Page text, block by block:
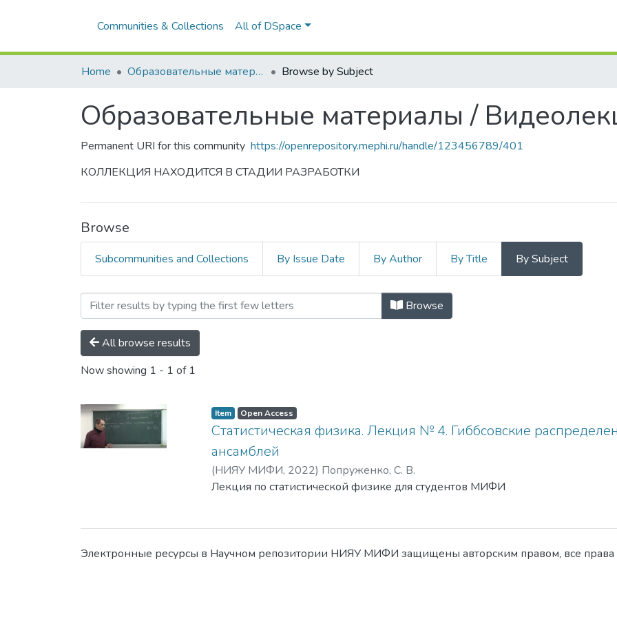
Communities & Collections All of DSpace
Home Образовательные материалы / Видеолекции Browse by Subject
Образовательные материалы /
Permanent URI for this community https://openrepository.mephi.ru/handle/123456789/401
КОЛЛЕКЦИЯ НАХОДИТСЯ В СТАДИИ РАЗРАБОТКИ
Browse
Subcommunities and Collections By Issue Date By Author By Title By Subject
Browsing Образовательные материалы / Видеолекции by
Browse
All browse results
Now showing 1 - 1 of 1
Item Open Access
Статистическая физика. Лекция № 4. Гиббсовские
ансамблей
(НИЯУ МИФИ, 2022) Попруженко, С. В.
Лекция по статистической физике для студентов МИФИ
Электронные ресурсы в Научном репозитории НИЯУ МИФИ защищены авторским правом, все права